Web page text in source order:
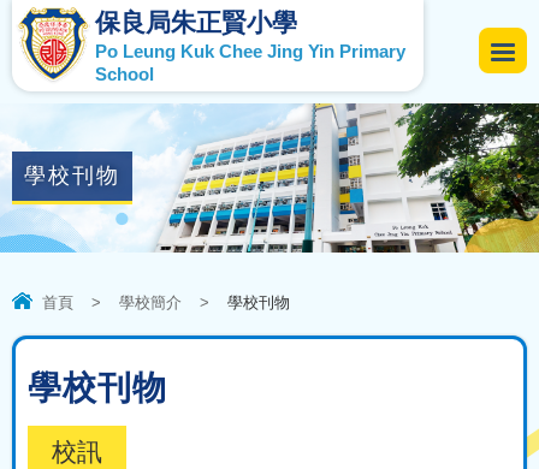
保良局朱正賢小學
Po Leung Kuk Chee Jing Yin Primary
School
學校刊物
首頁 > 學校簡介 > 學校刊物
學校刊物
校訊